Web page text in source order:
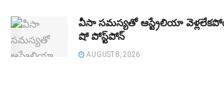
వీసా సమస్యతో ఆస్ట్రేలియా
షో పోస్ట్‌పోన్‌
AUGUST 8, 2026